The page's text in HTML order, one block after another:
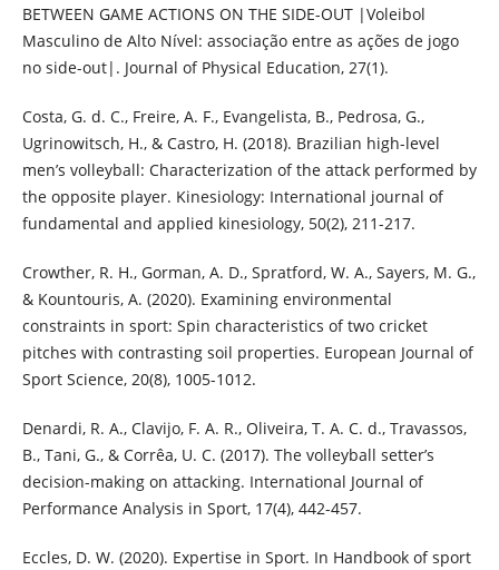
BETWEEN GAME ACTIONS ON THE SIDE-OUT |Voleibol
Masculino de Alto Nível: associação entre as ações de jogo
no side-out|. Journal of Physical Education, 27(1).
Costa, G. d. C., Freire, A. F., Evangelista, B., Pedrosa, G.,
Ugrinowitsch, H., & Castro, H. (2018). Brazilian high-level
men’s volleyball: Characterization of the attack performed by
the opposite player. Kinesiology: International journal of
fundamental and applied kinesiology, 50(2), 211-217.
Crowther, R. H., Gorman, A. D., Spratford, W. A., Sayers, M. G.,
& Kountouris, A. (2020). Examining environmental
constraints in sport: Spin characteristics of two cricket
pitches with contrasting soil properties. European Journal of
Sport Science, 20(8), 1005-1012.
Denardi, R. A., Clavijo, F. A. R., Oliveira, T. A. C. d., Travassos,
B., Tani, G., & Corrêa, U. C. (2017). The volleyball setter’s
decision-making on attacking. International Journal of
Performance Analysis in Sport, 17(4), 442-457.
Eccles, D. W. (2020). Expertise in Sport. In Handbook of sport